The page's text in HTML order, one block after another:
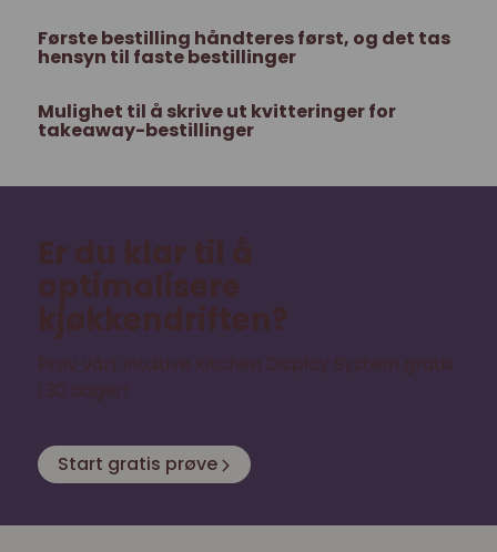
Første bestilling håndteres først, og det tas
hensyn til faste bestillinger
Mulighet til å skrive ut kvitteringer for
takeaway-bestillinger
Er du klar til å
optimalisere
kjøkkendriften?
Prøv vårt intuitive Kitchen Display System gratis
i 30 dager!
Start gratis prøve